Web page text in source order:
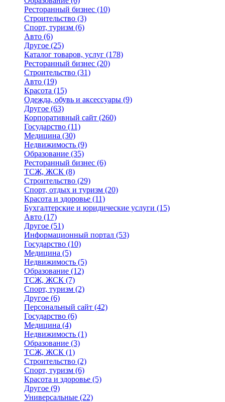
Ресторанный бизнес (10)
Строительство (3)
Спорт, туризм (6)
Авто (6)
Другое (25)
Каталог товаров, услуг (178)
Ресторанный бизнес (20)
Строительство (31)
Авто (19)
Красота (15)
Одежда, обувь и аксессуары (9)
Другое (63)
Корпоративный сайт (260)
Государство (11)
Медицина (30)
Недвижимость (9)
Образование (35)
Ресторанный бизнес (6)
ТСЖ, ЖСК (8)
Строительство (29)
Спорт, отдых и туризм (20)
Красота и здоровье (11)
Бухгалтерские и юридические услуги (15)
Авто (17)
Другое (51)
Информационный портал (53)
Государство (10)
Медицина (5)
Недвижимость (5)
Образование (12)
ТСЖ, ЖСК (7)
Спорт, туризм (2)
Другое (6)
Персональный сайт (42)
Государство (6)
Медицина (4)
Недвижимость (1)
Образование (3)
ТСЖ, ЖСК (1)
Строительство (2)
Спорт, туризм (6)
Красота и здоровье (5)
Другое (9)
Универсальные (22)